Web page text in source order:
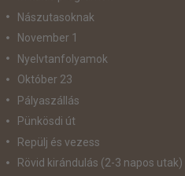
Nászutasoknak
November 1
Nyelvtanfolyamok
Október 23
Pályaszállás
Pünkösdi út
Repülj és vezess
Rövid kirándulás (2-3 napos utak)